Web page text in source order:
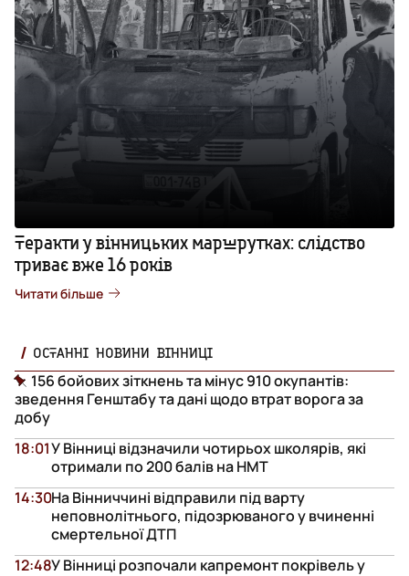
Теракти у вінницьких маршрутках: слідство
триває вже 16 років
Читати більше
ОСТАННІ НОВИНИ ВІННИЦІ
156 бойових зіткнень та мінус 910 окупантів:
зведення Генштабу та дані щодо втрат ворога за
добу
У Вінниці відзначили чотирьох школярів, які
отримали по 200 балів на НМТ
18:01
На Вінниччині відправили під варту
неповнолітнього, підозрюваного у вчиненні
смертельної ДТП
14:30
У Вінниці розпочали капремонт покрівель у
12:48